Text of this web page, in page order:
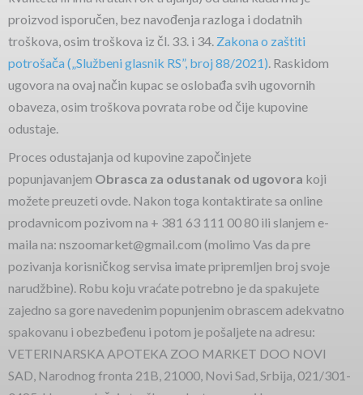
proizvod isporučen, bez navođenja razloga i dodatnih
troškova, osim troškova iz čl. 33. i 34. Zakona o zaštiti
potrošača („Službeni glasnik RS”, broj 88/2021). Raskidom
ugovora na ovaj način kupac se oslobađa svih ugovornih
obaveza, osim troškova povrata robe od čije kupovine
odustaje.
Proces odustajanja od kupovine započinjete
popunjavanjem Obrasca za odustanak od ugovora koji
možete preuzeti ovde. Nakon toga kontaktirate sa online
prodavnicom pozivom na + 381 63 111 00 80 ili slanjem e-
maila na: nszoomarket@gmail.com (molimo Vas da pre
pozivanja korisničkog servisa imate pripremljen broj svoje
narudžbine). Robu koju vraćate potrebno je da spakujete
zajedno sa gore navedenim popunjenim obrascem adekvatno
spakovanu i obezbeđenu i potom je pošaljete na adresu:
VETERINARSKA APOTEKA ZOO MARKET DOO NOVI
SAD, Narodnog fronta 21B, 21000, Novi Sad, Srbija, 021/301-